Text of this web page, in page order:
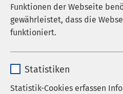
Funktionen der Webseite
gewährleistet, dass die
funktioniert.
Anbieter sgalinski
Statistiken
Statistik-Cookies erfassen